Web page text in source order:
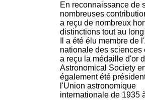
En reconnaissance de
nombreuses
a reçu de nombreux
distinctions tout au
Il a été élu membre de
nationale des sciences
a reçu la médaille d'or
Astronomical Society
également été
l'Union astronomique
internationale de 1935